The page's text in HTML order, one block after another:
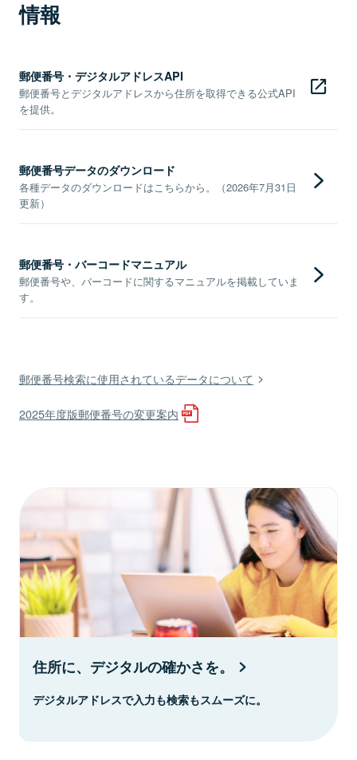
情報
郵便番号・デジタルアドレスAPI
郵便番号とデジタルアドレスから住所を取得できる公式API
を提供。
郵便番号データのダウンロード
各種データのダウンロードはこちらから。（2026年7月31日
更新）
郵便番号・バーコードマニュアル
郵便番号や、バーコードに関するマニュアルを掲載していま
す。
郵便番号検索に使用されているデータについて
2025年度版郵便番号の変更案内
住所に、デジタルの確かさを。
デジタルアドレスで入力も検索もスムーズに。